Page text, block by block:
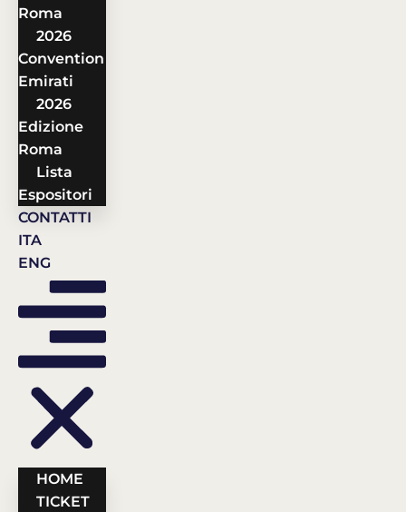
Roma
2026
Convention
Emirati
2026
Edizione
Roma
Lista
Espositori
CONTATTI
ITA
ENG
HOME
TICKET